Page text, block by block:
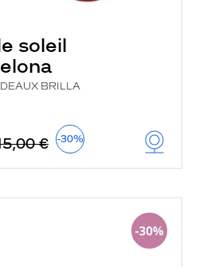
soleil
BRILLA
€ -30%